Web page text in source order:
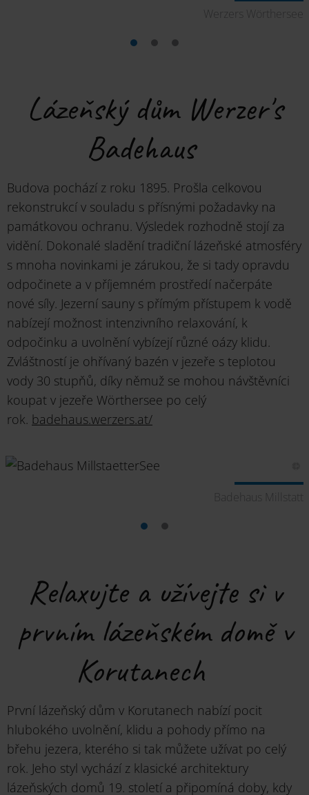
Werzers Wörthersee
Lázeňský dům Werzer's
Badehaus
Budova pochází z roku 1895. Prošla celkovou
rekonstrukcí v souladu s přísnými požadavky na
památkovou ochranu. Výsledek rozhodně stojí za
vidění. Dokonalé sladění tradiční lázeňské atmosféry
s mnoha novinkami je zárukou, že si tady opravdu
odpočinete a v příjemném prostředí načerpáte
nové síly. Jezerní sauny s přímým přístupem k vodě
nabízejí možnost intenzivního relaxování, k
odpočinku a uvolnění vybízejí různé oázy klidu.
Zvláštností je ohřívaný bazén v jezeře s teplotou
vody 30 stupňů, díky němuž se mohou návštěvníci
koupat v jezeře Wörthersee po celý
rok. badehaus.werzers.at/
Badehaus Millstatt
Relaxujte a užívejte si v
prvním lázeňském domě v
Korutanech
První lázeňský dům v Korutanech nabízí pocit
hlubokého uvolnění, klidu a pohody přímo na
břehu jezera, kterého si tak můžete užívat po celý
rok. Jeho styl vychází z klasické architektury
lázeňských domů 19. století a připomíná doby, kdy